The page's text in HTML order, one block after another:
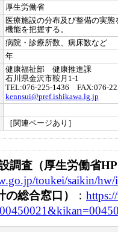
厚生労働省
医療施設の分布及び整備の実
機能を把握する。
病院・診療所数、病床数など
年
健康福祉部 健康推進課
石川県金沢市鞍月1-1
TEL:076-225-1436 FAX:076-
kennsui@pref.ishikawa.lg.jp
［関連ページあり］
調査（厚生労働省
toukei/saikin/hw/
総合窓口）
：